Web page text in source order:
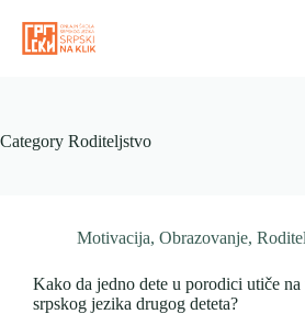
content
Category Roditeljstvo
Motivacija, Obrazovanje,
Kako da jedno dete u porodici utiče na
srpskog jezika drugog deteta?